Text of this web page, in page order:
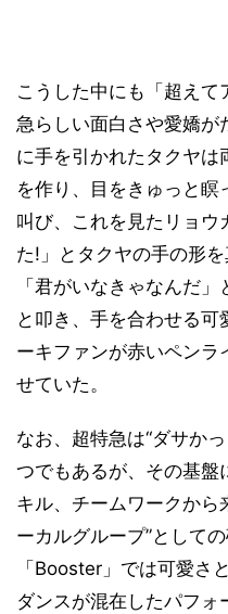
こうした中にも「超え
急らしい面白さや愛嬌が
に手を引かれたタクヤは
を作り、目をきゅっと瞑
叫び、これを見たリョウ
た!」とタクヤの手の形
「君がいなきゃなんだ
と叩き、手を合わせる
ーキファンが赤いペンラ
せていた。
なお、超特急は“ダサか
つでもあるが、その基盤
キル、チームワークから
ーカルグループ”として
「Booster」では可愛さ
ダンスが混在したパフ